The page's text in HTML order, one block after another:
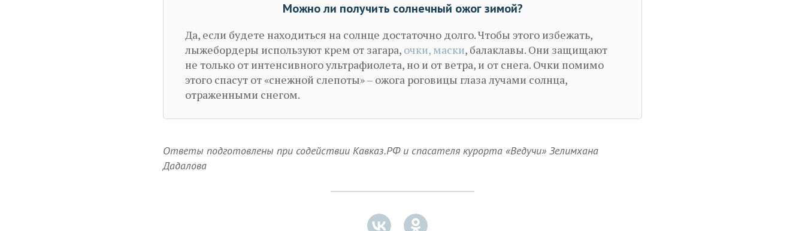
Можно ли получить солнечный ожог зимой?
Да, если будете находиться на солнце достаточно долго. Чтобы этого избежать,
лыжебордеры используют крем от загара, очки, маски, балаклавы. Они защищают
не только от интенсивного ультрафиолета, но и от ветра, и от снега. Очки помимо
этого спасут от «снежной слепоты» – ожога роговицы глаза лучами солнца,
отраженными снегом.
Ответы подготовлены при содействии Кавказ.РФ и спасателя курорта «Ведучи» Зелимхана
Дадалова